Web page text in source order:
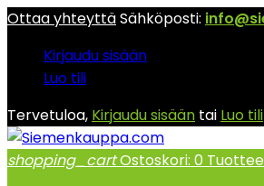
Ottaa yhteyttäSähköposti:
Kirjaudu sisään
Luo tili
Tervetuloa, Kirjaudu sisään tai Luo tili
shopping_cartOstoskori: 0